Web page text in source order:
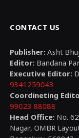
CONTACT US
Publisher: Asht
Editor: Bandana
Executive Editor:
9341259043
Coordineting
99023 88088
Head Office: No.
Nagar, OMBR